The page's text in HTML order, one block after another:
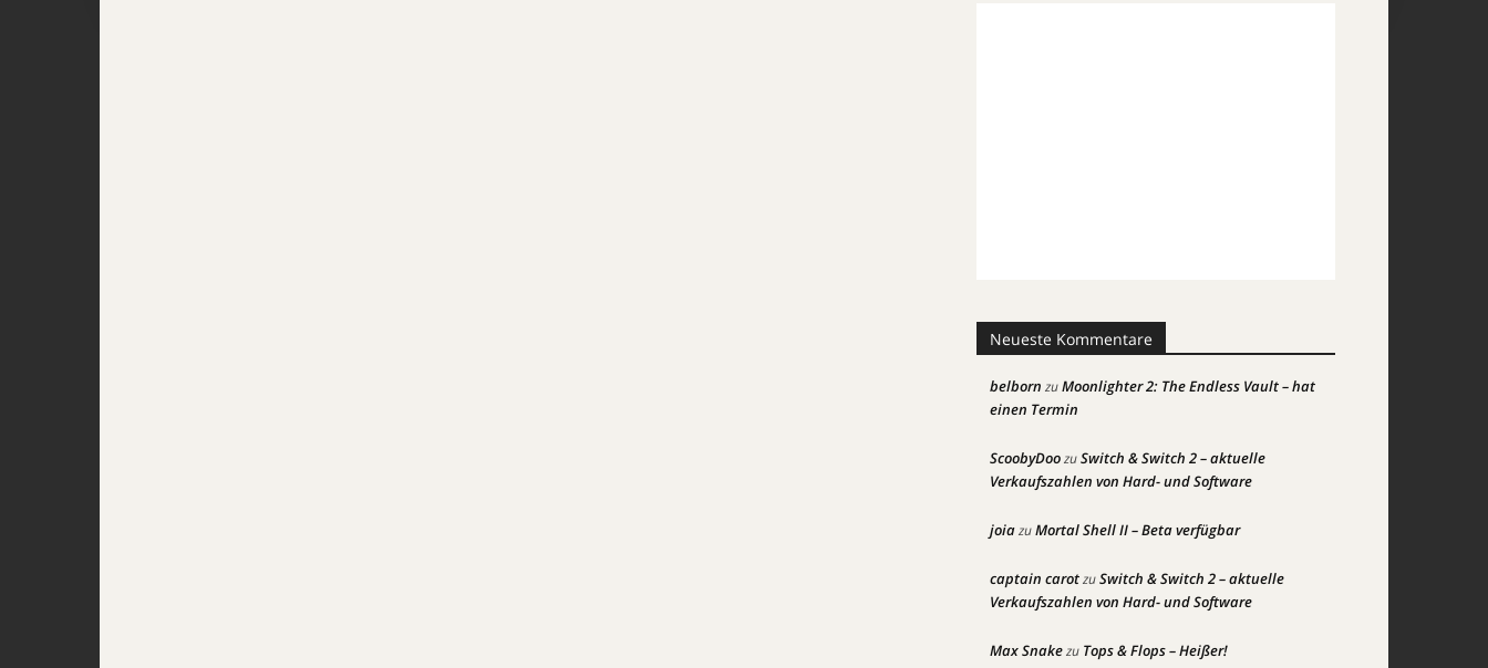
Neueste Kommentare
belborn zuMoonlighter 2: The Endless Vault – hat
einen Termin
ScoobyDoozuSwitch & Switch 2 – aktuelle
Verkaufszahlen von Hard- und Software
joiazuMortal Shell II – Beta verfügbar
captain carotzuSwitch & Switch 2 – aktuelle
Verkaufszahlen von Hard- und Software
Max Snakezu Tops & Flops – Heißer!